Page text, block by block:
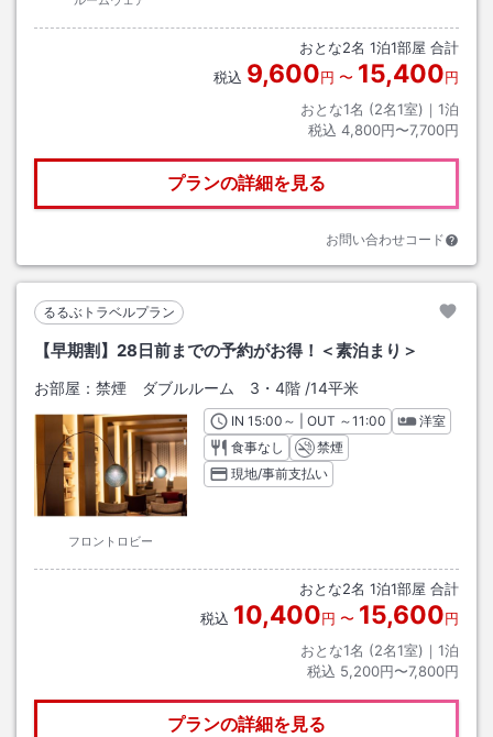
おとな2名 1泊1部屋 合計
税込 9,600円 〜 15,400円
おとな1名 (2名1室)｜ 1泊
税込 4,800円〜7,700円
プランの詳細を見る
お問い合わせコード
るるぶトラベルプラン
【早期割】28日前までの予約がお得！＜素泊まり＞
お部屋： 禁煙 ダブルルーム 3・4階 /14平米
フロントロビー
INチェックイン
15:00 ～ | OUT チェックアウト
～11:00
洋室
食事なし
禁煙
現地/事前支払い
おとな2名 1泊1部屋 合計
税込 10,400円 〜 15,600円
おとな1名 (2名1室)｜ 1泊
税込 5,200円〜7,800円
プランの詳細を見る